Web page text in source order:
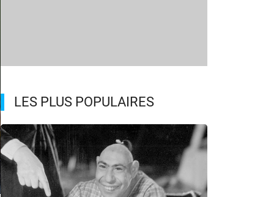
LES PLUS POPULAIRES